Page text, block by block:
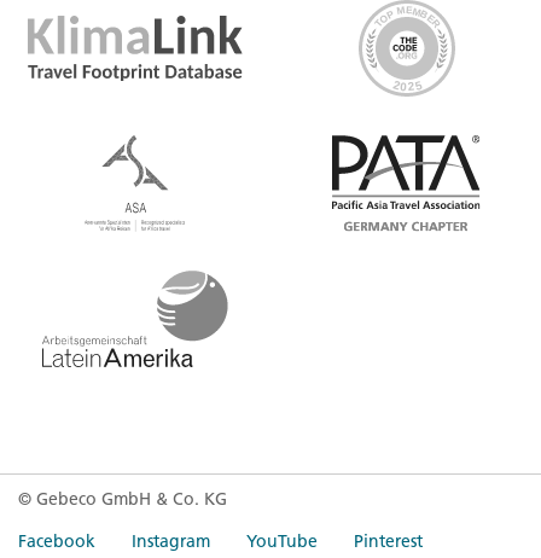
© Gebeco GmbH & Co. KG
Facebook
Instagram YouTube
Pinterest